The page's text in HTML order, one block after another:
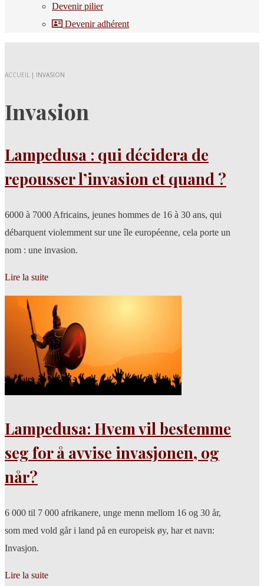
Devenir pilier
Devenir adhérent
ACCUEIL | INVASION
Invasion
Lampedusa : qui décidera de
repousser l’invasion et quand ?
6000 à 7000 Africains, jeunes hommes de 16 à 30 ans, qui
débarquent violemment sur une île européenne, cela porte un
nom : une invasion.
Lire la suite
Lampedusa: Hvem vil bestemme
seg for å avvise invasjonen, og
når?
6 000 til 7 000 afrikanere, unge menn mellom 16 og 30 år,
som med vold går i land på en europeisk øy, har et navn:
Invasjon.
Lire la suite